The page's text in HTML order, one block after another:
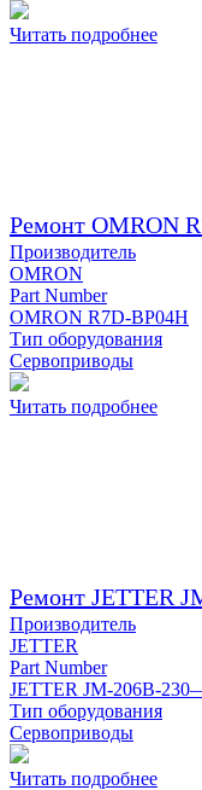
Читать подробнее
Ремонт OMRON
Производитель
OMRON
Part Number
OMRON R7D-BP04H
Тип оборудования
Сервоприводы
Читать подробнее
Ремонт JETTER
Производитель
JETTER
Part Number
JETTER JM-206B-
Тип оборудования
Сервоприводы
Читать подробнее